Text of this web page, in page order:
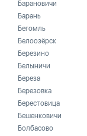
Барановичи
Барань
Бегомль
Белоозёрск
Березино
Белыничи
Береза
Березовка
Берестовица
Бешенковичи
Болбасово